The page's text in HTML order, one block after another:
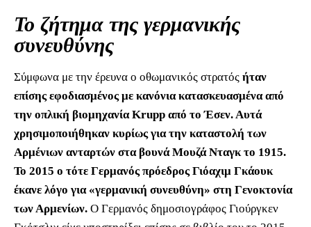
Το ζήτημα της γερμανικής
συνευθύνης
Σύμφωνα με την έρευνα ο οθωμανικός στρατός ήταν
επίσης εφοδιασμένος με κανόνια κατασκευασμένα από
την οπλική βιομηχανία Krupp από το Έσεν. Αυτά
χρησιμοποιήθηκαν κυρίως για την καταστολή των
Αρμένιων ανταρτών στα βουνά Μουζά Νταγκ το 1915.
Το 2015 ο τότε Γερμανός πρόεδρος Γιόαχιμ Γκάουκ
έκανε λόγο για «γερμανική συνευθύνη» στη Γενοκτονία
των Αρμενίων. Ο Γερμανός δημοσιογράφος Γιούργκεν